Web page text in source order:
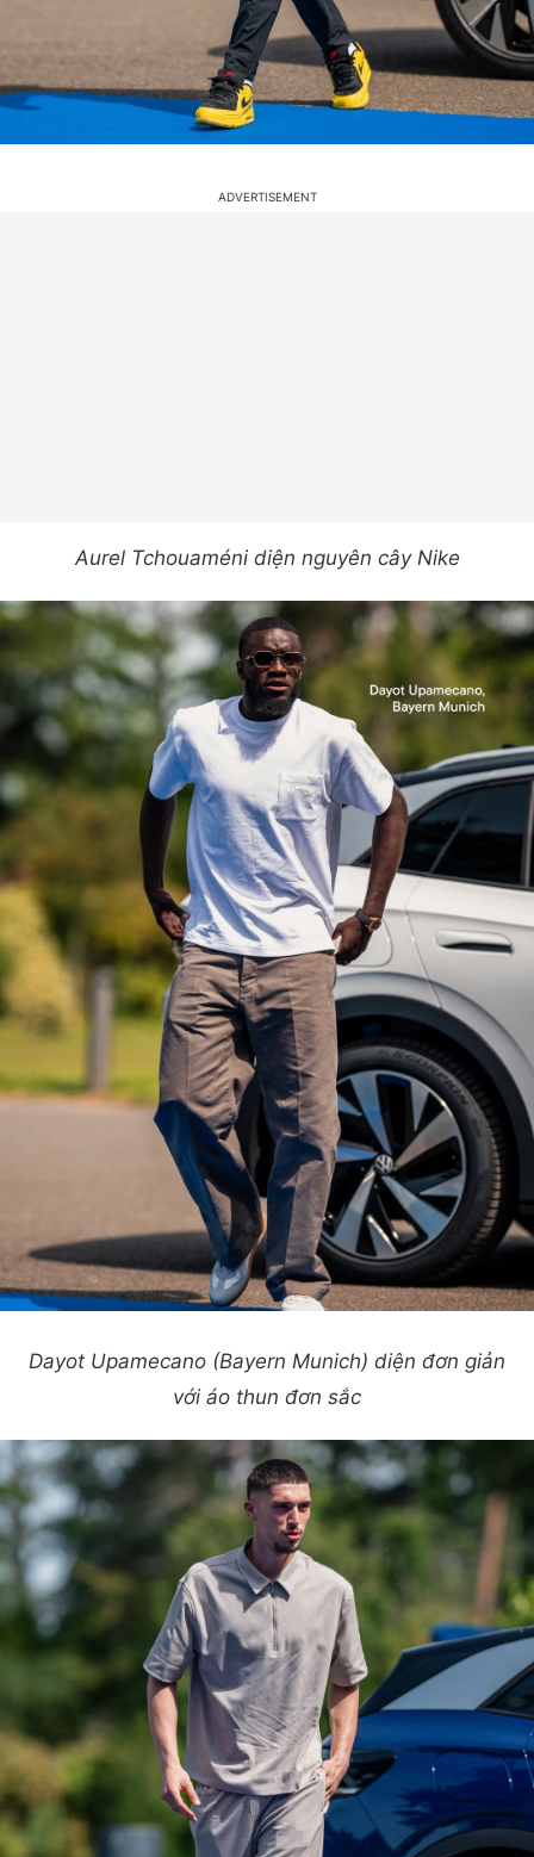
Aurel Tchouaméni diện nguyên cây Nike
Dayot Upamecano (Bayern Munich) diện đơn giản
với áo thun đơn sắc